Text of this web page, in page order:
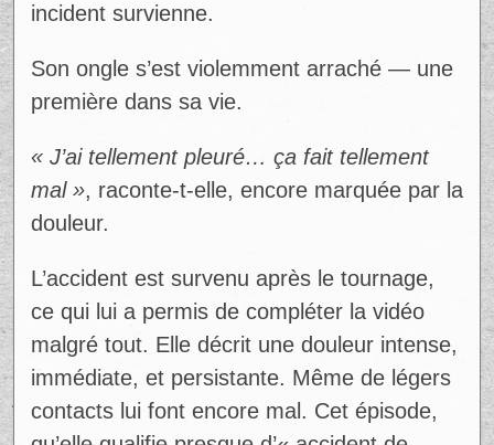
incident survienne.
Son ongle s’est violemment arraché — une
première dans sa vie.
« J’ai tellement pleuré… ça fait tellement
mal », raconte-t-elle, encore marquée par la
douleur.
L’accident est survenu après le tournage,
ce qui lui a permis de compléter la vidéo
malgré tout. Elle décrit une douleur intense,
immédiate, et persistante. Même de légers
contacts lui font encore mal. Cet épisode,